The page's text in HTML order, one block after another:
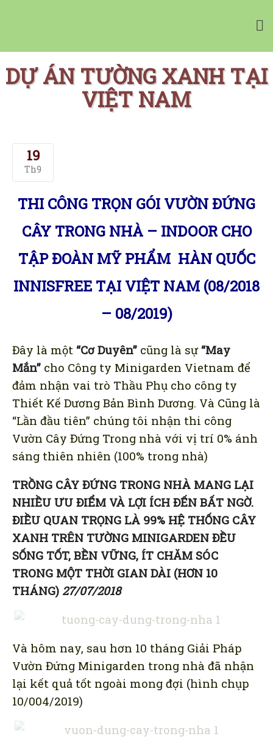
NHÀ CUNG CẤP +
TƯỜNG CÂY XANH +
TƯỜNG RAU SẠCH
MUA ONLINE
Giỏ hàng
DỰ ÁN TƯỜNG XANH TẠI
VIỆT NAM
19
Th9
THI CÔNG TRỌN GÓI VƯỜN ĐỨNG
CÂY TRONG NHÀ – INDOOR CHO
TẬP ĐOÀN MỸ PHẨM HÀN QUỐC
INNISFREE TẠI VIỆT NAM (08/2018
– 08/2019)
Đây là một “Cơ Duyên” cũng là sự “May
Mắn” cho Công ty Minigarden Vietnam để
đảm nhận vai trò Thầu Phụ cho công ty
Thiết Kế Dương Bản Bình Dương. Và Cũng là
“Lần đầu tiên” chúng tôi nhận thi công
Vườn Cây Đứng Trong nhà với vị trí 0% ánh
sáng thiên nhiên (100% trong nhà)
TRỒNG CÂY ĐỨNG TRONG NHÀ MANG LẠI
NHIỀU ƯU ĐIỂM VÀ LỢI ÍCH ĐẾN BẤT NGỜ.
ĐIỀU QUAN TRỌNG LÀ 99% HỆ THỐNG CÂY
XANH TRÊN TƯỜNG MINIGARDEN ĐỀU
SỐNG TỐT, BỀN VỮNG, ÍT CHĂM SÓC
TRONG MỘT THỜI GIAN DÀI (HƠN 10
THÁNG) 27/07/2018
Và hôm nay, sau hơn 10 tháng Giải Pháp
Vườn Đứng Minigarden trong nhà đã nhận
lại kết quả tốt ngoài mong đợi (hình chụp
10/004/2019)